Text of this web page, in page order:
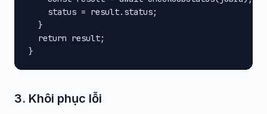
    status = result.status;
  }
  return result;
}
3. Khôi phục lỗi